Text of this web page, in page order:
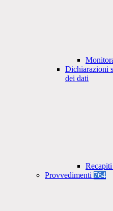
Dichiarazioni
dei dati
Provvedimenti 764